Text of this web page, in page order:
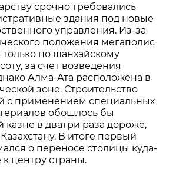
срочно требовались
здания под новые
управления. Из-за
положения мегаполис
только по шанхайскому
за счет возведения
Алма-Ата расположена в
зоне. Строительство
с применением специальных
обошлось бы
казне в дватри раза дороже,
В итоге первый
о переносе столицы куда-
центру страны.